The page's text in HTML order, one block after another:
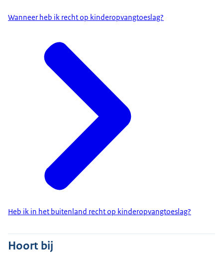
Wanneer heb ik recht op kinderopvangtoeslag?
Heb ik in het buitenland recht op kinderopvangtoeslag?
Hoort bij